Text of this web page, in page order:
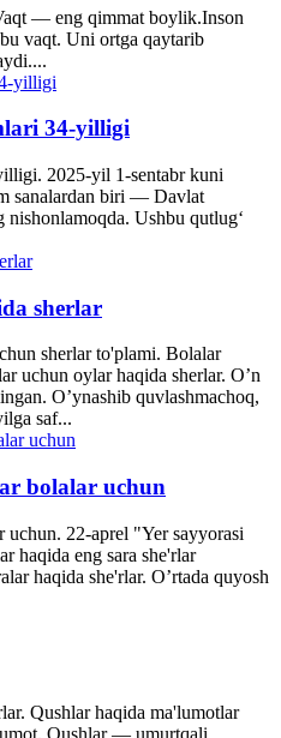
— eng qimmat boylik.Inson
vaqt. Uni ortga qaytarib
34-yilligi
2025-yil 1-sentabr kuni
sanalardan biri — Davlat
Ushbu qutlug‘
sherlar
sherlar to'plami. Bolalar
uchun oylar haqida sherlar. O’n
O’ynashib quvlashmachoq,
saf...
bolalar uchun
uchun. 22-aprel "Yer sayyorasi
haqida eng sara she'rlar
haqida she'rlar. O’rtada quyosh
Qushlar haqida ma'lumotlar